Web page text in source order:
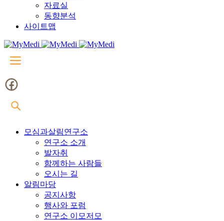
자료실
동향분석
사이트맵
모심과살림연구소
연구소 소개
발자취
함께하는 사람들
오시는 길
알림마당
공지사항
행사와 포럼
연구소 이모저모